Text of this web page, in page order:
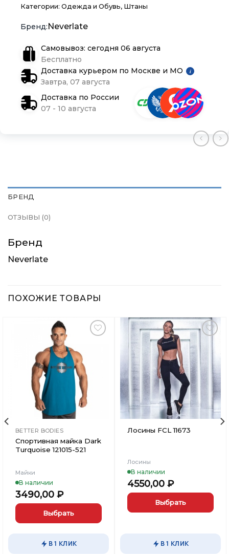
Категории: Одежда и Обувь, Штаны
Neverlate
Самовывоз: сегодня 06 августа
Бесплатно
Доставка курьером по Москве и МО
i
Завтра, 07 августа
Доставка по России
07 - 10 августа
БРЕНД
ОТЗЫВЫ (0)
Бренд
Neverlate
ПОХОЖИЕ ТОВАРЫ
Добавить
Вишлист
BETTER BODIES
Спортивная майка Dark
Turquoise 121015-521
Майки
В наличии
3490,00 ₽
Выбрать
В 1 КЛИК
Добавить
Вишлист
Лосины FCL 11673
Лосины
В наличии
4550,00 ₽
Выбрать
несколько
В 1 КЛИК
Блог
Блог
Блог